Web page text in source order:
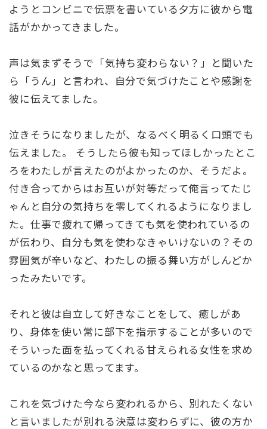
ようとコンビニで伝票を書いている夕方に彼から電
話がかかってきました。
声は気まずそうで「気持ち変わらない？」と聞いた
ら「うん」と言われ、自分で気づけたことや感謝を
彼に伝えてました。
泣きそうになりましたが、なるべく明るく口頭でも
伝えました。 そうしたら彼も知ってほしかったとこ
ろをわたしが言えたのがよかったのか、そうだよ。
付き合ってからはお互いが対等だって俺言ってたじ
ゃんと自分の気持ちを零してくれるようになりまし
た。仕事で疲れて帰ってきても気を使われているの
が伝わり、自分も気を使わなきゃいけないの？その
雰囲気が辛いなど、わたしの振る舞い方がしんどか
ったみたいです。
それと彼は自立して好きなことをして、癒しがあ
り、身体を使い常に部下を指示することが多いので
そういった面を払ってくれる甘えられる女性を求め
ているのかなと思ってます。
これを気づけた今なら変われるから、別れたくない
と言いましたが別れる決意は変わらずに、彼の方か